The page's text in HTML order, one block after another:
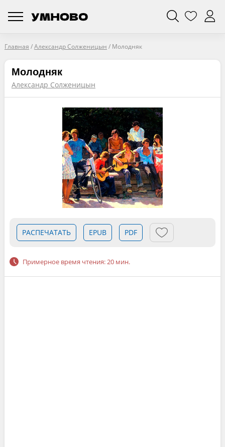
Главная /Александр Солженицын / Молодняк
Молодняк
Александр Солженицын
РАСПЕЧАТАТЬ EPUB PDF
Примерное время чтения: 20 мин.